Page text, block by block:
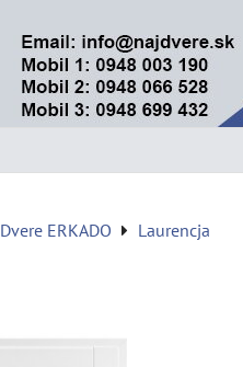
Dvere ERKADO Laurencja